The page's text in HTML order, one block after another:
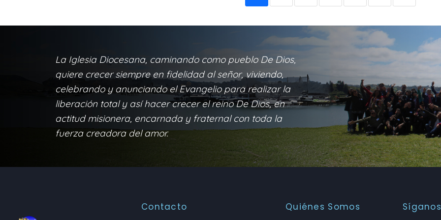
La Iglesia Diocesana, caminando como pueblo De Dios,
quiere crecer siempre en fidelidad al señor, viviendo,
celebrando y anunciando el Evangelio para realizar la
liberación total y así hacer crecer el reino De Dios, en
actitud misionera, encarnada y fraternal con toda la
fuerza creadora del amor.
Contacto Quiénes Somos